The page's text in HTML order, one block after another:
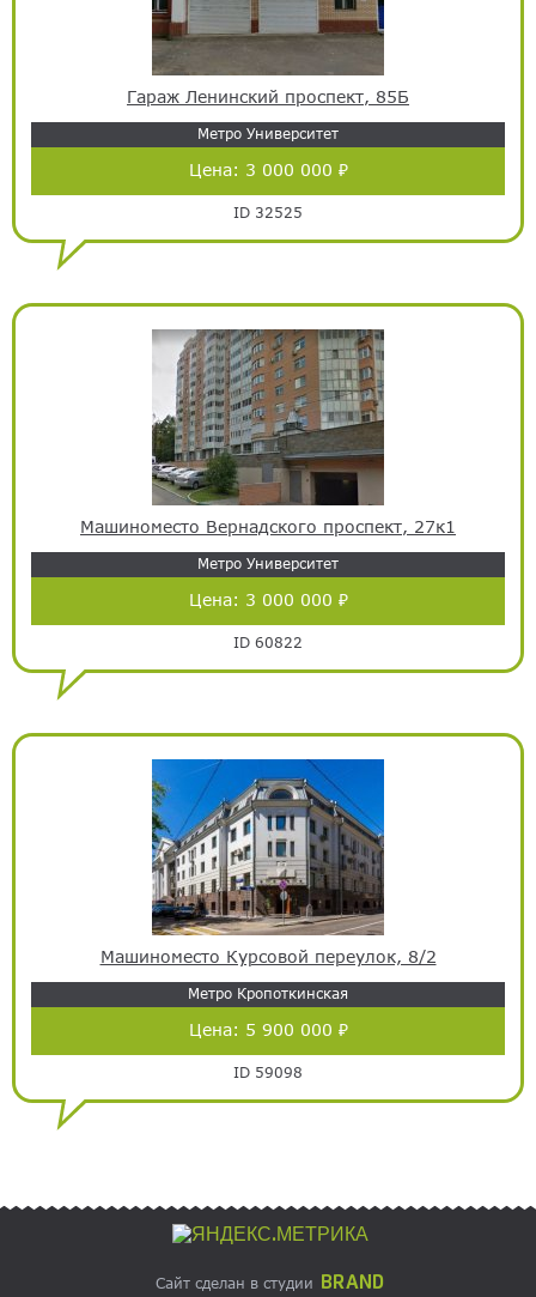
Гараж Ленинский проспект, 85Б
Метро Университет
Цена: 3 000 000 ₽
ID 32525
Машиноместо Вернадского проспект, 27к1
Метро Университет
Цена: 3 000 000 ₽
ID 60822
Машиноместо Курсовой переулок, 8/2
Метро Кропоткинская
Цена: 5 900 000 ₽
ID 59098
Сайт сделан в студии BRAND